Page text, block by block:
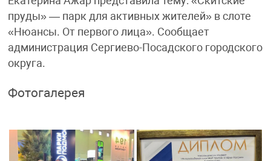
пруды» — парк для активных жителей» в слоте
«Нюансы. От первого лица». Сообщает
администрация Сергиево-Посадского городского
округа.
Фотогалерея